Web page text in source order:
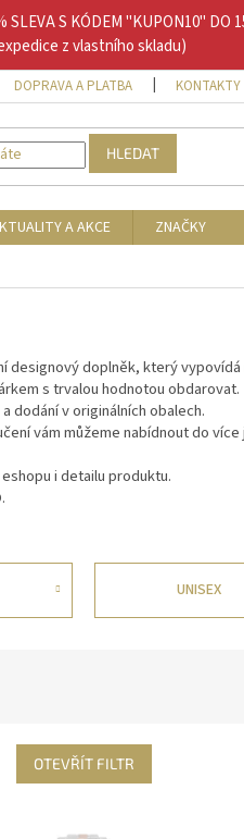
S KÓDEM "KUPON10"
z vlastního skladu)
DOPRAVA A PLATBA KONTAKTY
HLEDAT
A AKCE
ZNAČKY
designový doplněk, který
s trvalou hodnotou obdarovat.
dodání v originálních obalech.
vám můžeme nabídnout do
i detailu produktu.
UNISEX
OTEVŘÍT FILTR